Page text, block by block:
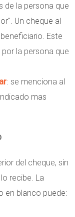
de la persona que
Un cheque al
Este
la persona que
: se menciona al
mas
del cheque, sin
recibe. La
en blanco puede: